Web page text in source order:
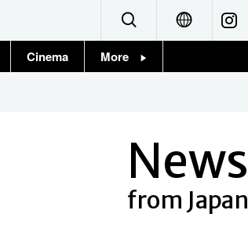
Français
Cinema More
News
from Japan